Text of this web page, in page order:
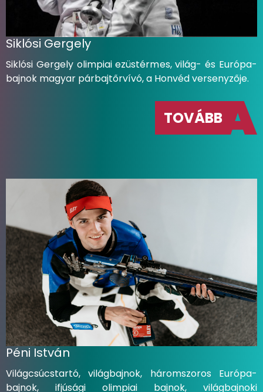
Siklósi Gergely
Siklósi Gergely olimpiai ezüstérmes, világ- és Európa-
bajnok magyar párbajtőrvívó, a Honvéd versenyzője.
TOVÁBB
Péni István
Világcsúcstartó, világbajnok, háromszoros Európa-
bajnok, ifjúsági olimpiai bajnok, világbajnoki